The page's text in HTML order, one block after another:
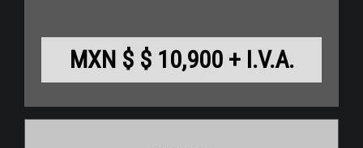
MXN $ $ 10,900 + I.V.A.